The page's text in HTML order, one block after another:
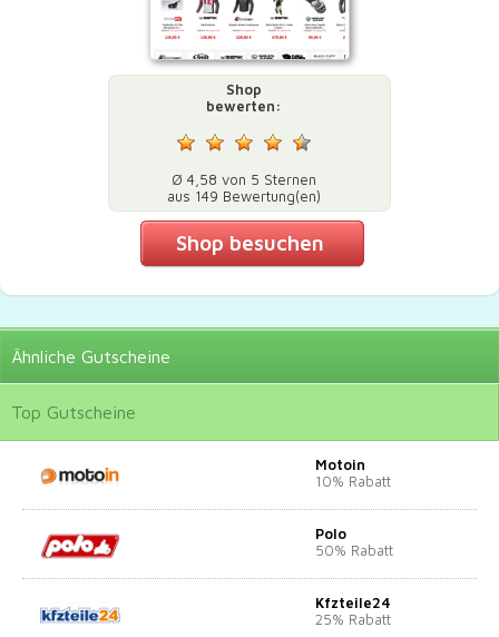
Shop
bewerten:
Ø 4,58 von 5 Sternen
aus 149 Bewertung(en)
Shop besuchen
Ähnliche Gutscheine
Top Gutscheine
Motoin
10% Rabatt
Polo
50% Rabatt
Kfzteile24
25% Rabatt